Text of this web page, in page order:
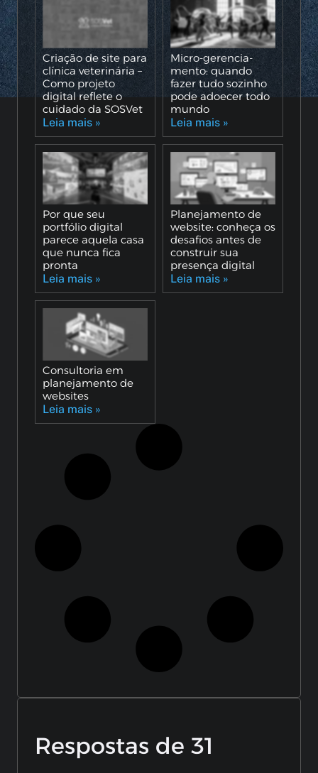
Criação de site para
clínica veterinária –
Como projeto
digital reflete o
cuidado da SOSVet
Leia mais »
Micro-gerencia-
mento: quando
fazer tudo sozinho
pode adoecer todo
mundo
Leia mais »
Por que seu
portfólio digital
parece aquela casa
que nunca fica
pronta
Leia mais »
Planejamento de
website: conheça os
desafios antes de
construir sua
presença digital
Leia mais »
Consultoria em
planejamento de
websites
Leia mais »
Respostas de 31